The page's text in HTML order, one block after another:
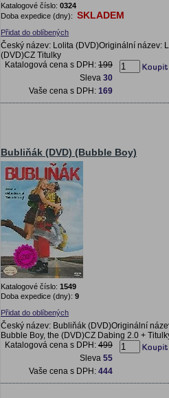
Katalogové číslo: 0324
Doba expedice (dny): SKLADEM
Přidat do oblíbených
Český název: Lolita (DVD)Originální název:
(DVD)CZ Titulky
Katalogová cena s DPH: 199
Sleva 30
Vaše cena s DPH: 169
Bubliňák (DVD) (Bubble Boy)
Katalogové číslo: 1549
Doba expedice (dny): 9
Přidat do oblíbených
Český název: Bubliňák (DVD)Originální
Bubble Boy, the (DVD)CZ Dabing 2.0 +
Katalogová cena s DPH: 499
Sleva 55
Vaše cena s DPH: 444